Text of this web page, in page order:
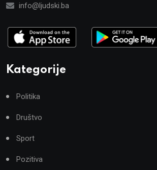
info@ljudski.ba
Kategorije
Politika
Društvo
Sport
Pozitiva